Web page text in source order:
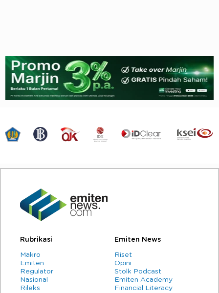
Rubrikasi
Makro
Emiten
Regulator
Nasional
Rileks
Emiten News
Riset
Opini
Stolk Podcast
Emiten Academy
Financial Literacy